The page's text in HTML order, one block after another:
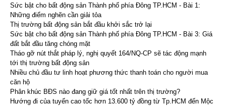
Sức bật cho bất động sản Thành phố phía Đông TP.HCM - Bài 1:
Những điểm nghẽn cần giải tỏa
Thị trường bất động sản bắt đầu khởi sắc trở lại
Sức bật cho bất động sản Thành phố phía Đông TP.HCM - Bài 3: Giá
đất bắt đầu tăng chóng mặt
Tháo gỡ nút thắt pháp lý, nghị quyết 164/NQ-CP sẽ tác động mạnh
tới thị trường bất động sản
Nhiều chủ đầu tư linh hoạt phương thức thanh toán cho người mua
căn hộ
Phân khúc BĐS nào đang giữ giá tốt nhất trên thị trường?
Hướng đi của tuyến cao tốc hơn 13.600 tỷ đồng từ Tp.HCM đến Mộc